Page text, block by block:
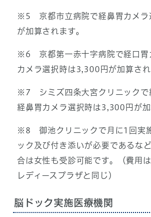
※5 京都市立病院で経鼻胃カメラ
が加算されます。
※6 京都第一赤十字病院で経口胃
カメラ選択時は3,300円が加算され
※7 シミズ四条大宮クリニックで
経鼻胃カメラ選択時は3,300円が加
※8 御池クリニックで月に1回実
ック及び付き添いが必要であるな
合は女性も受診可能です。（費用
レディースプラザと同じ）
脳ドック実施医療機関